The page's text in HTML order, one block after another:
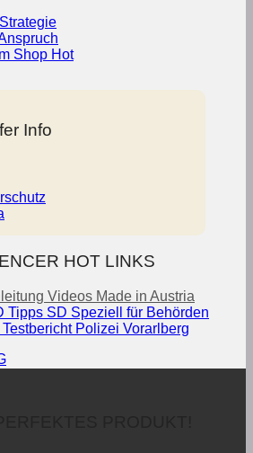
Shop
Info
HOT LINKS
Videos Made in Austria
Tipps SD Speziell für Behörden
Polizei Vorarlberg